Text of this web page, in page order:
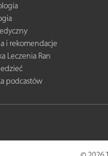
i rekomendacje
Leczenia Ran
podcastów